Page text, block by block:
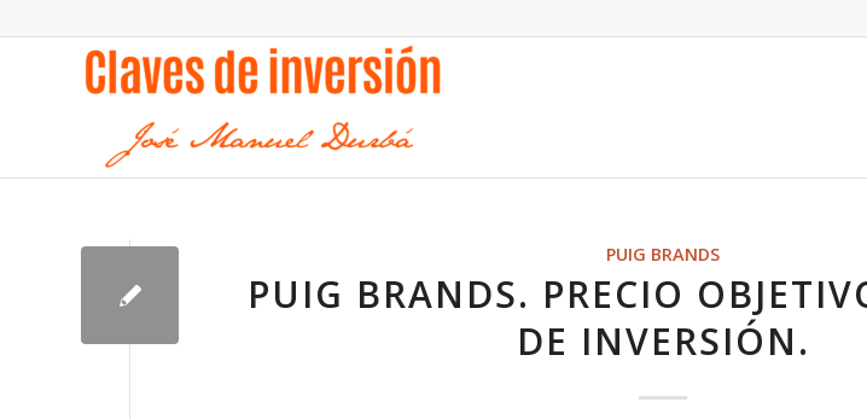
PUIG BRANDS
PUIG BRANDS. PRECIO
DE INVERSIÓN.